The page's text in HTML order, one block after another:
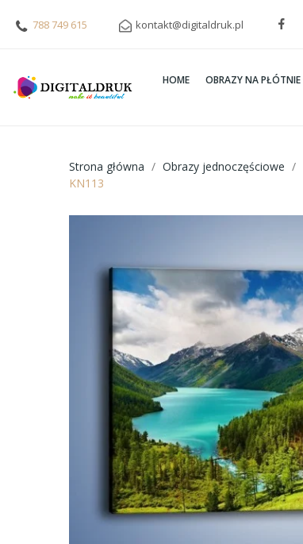
788 749 615 kontakt@digitaldruk.pl
HOME OBRAZY NA PŁÓTNIE
Strona główna Obrazy jednoczęściowe
KN113